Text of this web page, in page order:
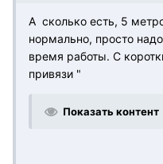
А сколько есть, 5
нормально, просто
время работы. С
привязи "
Показать контент